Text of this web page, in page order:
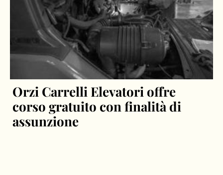
Orzi Carrelli Elevatori offre
corso gratuito con finalità di
assunzione